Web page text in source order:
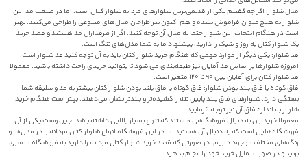
مدل شلوار: اگر چه گفتیم یکی از قدیمی‌ترین شلوارهای مردانه شلوار کتان است، اما در صنعت مد این
شلوار به هیچ عنوان فراموش نشده و هم اکنون نیز طراحان مدل‌های متنوعی را طراحی می‌کنند. بهتر
است در هنگام انتخاب این شلوار حتما به مدل آن توجه کنید. اگر از طرفداران مد هستید و قصد خرید
یک شلوار کتان به روز و شیک را دارید، پیشنهاد ما به شما مدل‌‌های تنگ است.
قد شلوار: یکی دیگر از موارد مهمی که هنگام خرید شلوار کتان باید به آن توجه کنید قد شلوار است.
امروزه شلوارها بر اساس قد آقایان نیز طبقه‌بندی می شود تا بتوانید خریدی راحت داشته باشید. معمولا
قد شلوار کتان برای آقایان بین ۹۰ تا ۱۲۰ متغیر است.
فاق کوتاه یا فاق بلند بودن شلوار: فاق کوتاه یا فاق بلند بودن شلوار کتان بیشتر به مد و سلیقه شما
بستگی دارد. شلوارهای فاق بلند پایین تنه را کشیده‌تر و بلندتر نشان می‌دهند. بهتر است هنگام خرید
شلوار به اندازه فاق آن نیز توجه فرمایید.
معمولا خریداران به دنبال فروشگاهی هستند که تنوع بسیار بالایی داشته باشد. جین وست یکی از آن
فروشگاه‌هایی است که به دنبال آن هستید. ما در این فروشگاه انواع شلوار کتان مردانه را در مدل‌ها و
رنگ‌های مختلف موجود داریم. در صورتی که قصد خرید شلوار کتان مردانه را دارید به فروشگاه ما سری
بزنید و در صورت تمایل خرید خود را انجام بدهید.